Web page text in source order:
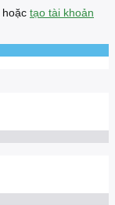
hoặc tạo tài khoản